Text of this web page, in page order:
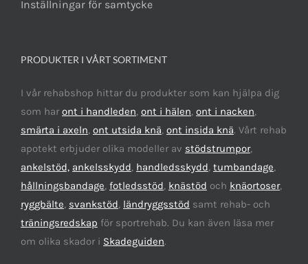
Inställningar för samtycke
PRODUKTER I VÅRT SORTIMENT
I vår rehabshop hittar du produkter som kan hjälpa dig
som haront i handleden, ont i hälen, ont i nacken,
smärta i axeln, ont utsida knä, ont insida knä. Vårt rehab
apotekt erbjuder olika modeller av stödstrumpor,
ankelstöd, ankelsskydd, handledsskydd, tumbandage,
hållningsbandage, fotledsstöd, knästöd och knäortoser,
ryggbälte, svankstöd, ländryggsstöd samt rehab- och
träningsredskap för sportrehab. Du kan även läsa mer
om olika skador i Skadeguiden.